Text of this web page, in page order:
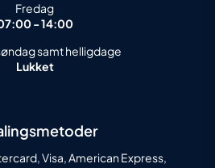
Fredag
- 14:00
samt helligdage
Lukket
Visa, American Express,